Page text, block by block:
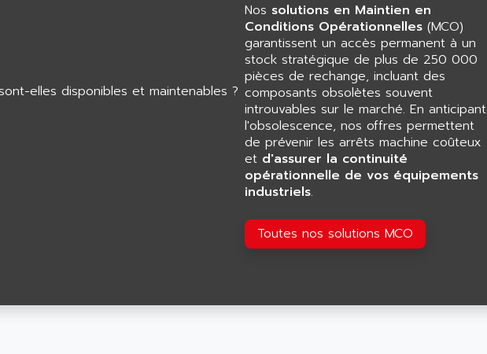
Nos solutions en Maintien en
Conditions Opérationnelles (MCO)
garantissent un accès permanent à un
stock stratégique de plus de 250 000
pièces de rechange, incluant des
composants obsolètes souvent
introuvables sur le marché. En anticipant
l'obsolescence, nos offres permettent
de prévenir les arrêts machine coûteux
et d'assurer la continuité
opérationnelle de vos équipements
industriels.
Toutes nos solutions MCO